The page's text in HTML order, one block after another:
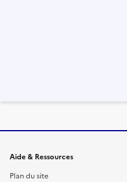
Informations et
Aide & Ressources
Plan du site